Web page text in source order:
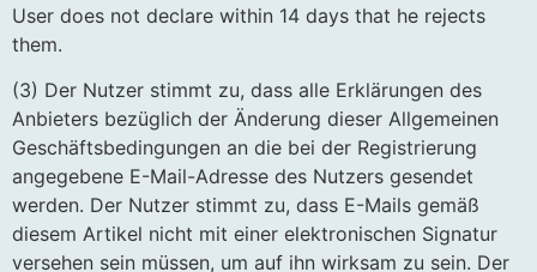
User does not declare within 14 days that he rejects
them.
(3) Der Nutzer stimmt zu, dass alle Erklärungen des
Anbieters bezüglich der Änderung dieser Allgemeinen
Geschäftsbedingungen an die bei der Registrierung
angegebene E-Mail-Adresse des Nutzers gesendet
werden. Der Nutzer stimmt zu, dass E-Mails gemäß
diesem Artikel nicht mit einer elektronischen Signatur
versehen sein müssen, um auf ihn wirksam zu sein. Der